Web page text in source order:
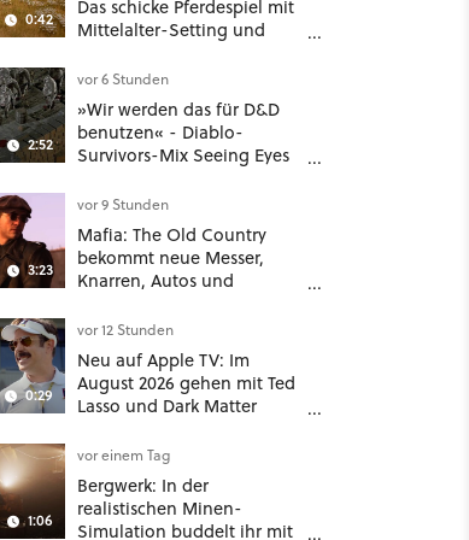
0:42
Das schicke Pferdespiel mit
Mittelalter-Setting und
noch größer und
gefährlicher
2:52
vor 6 Stunden
»Wir werden das für D&D
benutzen« - Diablo-
Survivors-Mix Seeing Eyes
nützliches Map-Tool
3:23
vor 9 Stunden
Mafia: The Old Country
bekommt neue Messer,
Knarren, Autos und
hat mehr dabei als nur
Story
0:29
vor 12 Stunden
Neu auf Apple TV: Im
August 2026 gehen mit Ted
Lasso und Dark Matter
Highlights weiter
1:06
vor einem Tag
Bergwerk: In der
realistischen Minen-
Simulation buddelt ihr mit